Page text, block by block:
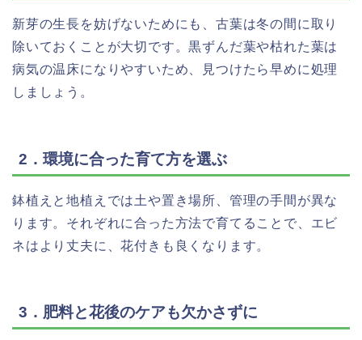
新芽の生長を妨げないためにも、古葉は冬の間に取り
除いておくことが大切です。黒ずんだ葉や枯れた葉は
病気の温床になりやすいため、見つけたら早めに処理
しましょう。
2．環境に合った育て方を選ぶ
鉢植えと地植えでは土や置き場所、管理の手間が異な
ります。それぞれに合った方法で育てることで、エビ
ネはより丈夫に、花付きも良くなります。
3．肥料と花後のケアも欠かさずに